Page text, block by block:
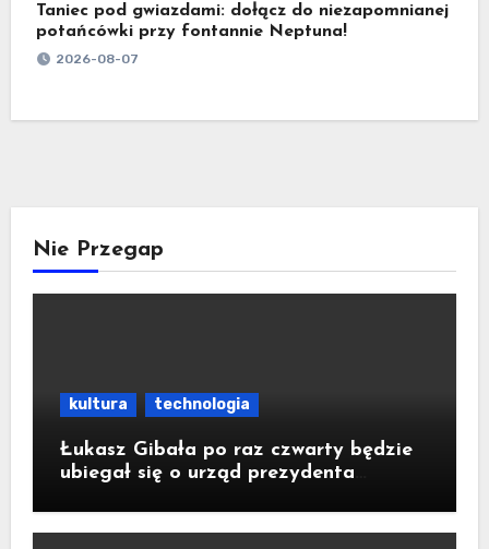
Taniec pod gwiazdami: dołącz do niezapomnianej
potańcówki przy fontannie Neptuna!
2026-08-07
Nie Przegap
kultura technologia
Łukasz Gibała po raz czwarty będzie
ubiegał się o urząd prezydenta